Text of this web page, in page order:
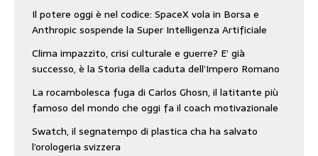
Il potere oggi è nel codice: SpaceX vola in Borsa e
Anthropic sospende la Super Intelligenza Artificiale
Clima impazzito, crisi culturale e guerre? E’ già
successo, è la Storia della caduta dell’Impero Romano
La rocambolesca fuga di Carlos Ghosn, il latitante più
famoso del mondo che oggi fa il coach motivazionale
Swatch, il segnatempo di plastica cha ha salvato
l’orologeria svizzera